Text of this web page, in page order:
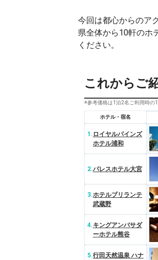
今回は都心からのア
県全体から10軒のホ
ください。
これからご
※参考価格は1泊2名ご利用時の
ホテル・宿名
1. ロイヤルパインズ
ホテル浦和
2.パレスホテル大宮
3.ホテルブリランテ
武蔵野
4.キングアンバサダ
ーホテル熊谷
5.行田天然温泉 ハナ